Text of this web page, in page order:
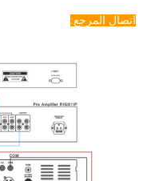
اتصال المرجع: